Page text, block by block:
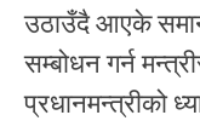
उठाउँदै आएके
सम्बोधन गर्न
प्रधानमन्त्रीको